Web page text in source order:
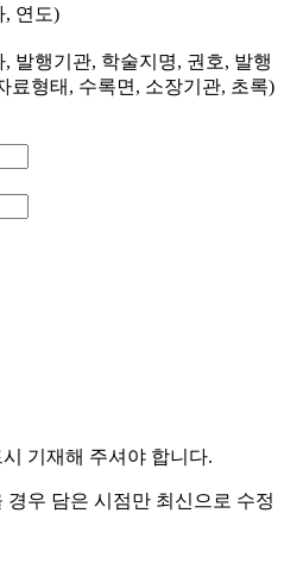
, 연도)
발행기관, 학술지명, 권호, 발행
료형태, 수록면, 소장기관, 초록)
기재해 주셔야 합니다.
우 담은 시점만 최신으로 수정